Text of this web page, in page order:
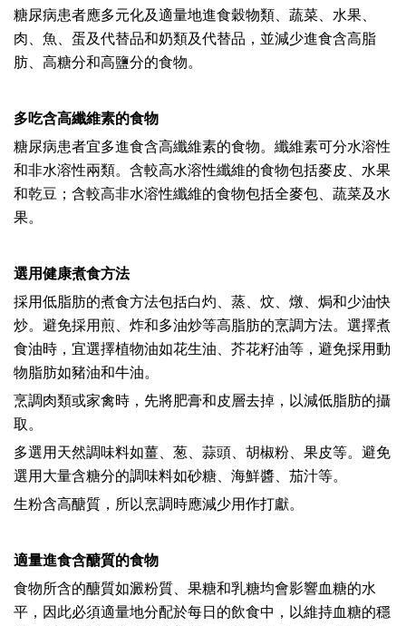
糖尿病患者應多元化及適量地進食穀物類、蔬菜、水果、
肉、魚、蛋及代替品和奶類及代替品，並減少進食含高脂
肪、高糖分和高鹽分的食物。
多吃含高纖維素的食物
糖尿病患者宜多進食含高纖維素的食物。纖維素可分水溶性
和非水溶性兩類。含較高水溶性纖維的食物包括麥皮、水果
和乾豆；含較高非水溶性纖維的食物包括全麥包、蔬菜及水
果。
選用健康煮食方法
採用低脂肪的煮食方法包括白灼、蒸、炆、燉、焗和少油快
炒。避免採用煎、炸和多油炒等高脂肪的烹調方法。選擇煮
食油時，宜選擇植物油如花生油、芥花籽油等，避免採用動
物脂肪如豬油和牛油。
烹調肉類或家禽時，先將肥膏和皮層去掉，以減低脂肪的攝
取。
多選用天然調味料如薑、葱、蒜頭、胡椒粉、果皮等。避免
選用大量含糖分的調味料如砂糖、海鮮醬、茄汁等。
生粉含高醣質，所以烹調時應減少用作打獻。
適量進食含醣質的食物
食物所含的醣質如澱粉質、果糖和乳糖均會影響血糖的水
平，因此必須適量地分配於每日的飲食中，以維持血糖的穩